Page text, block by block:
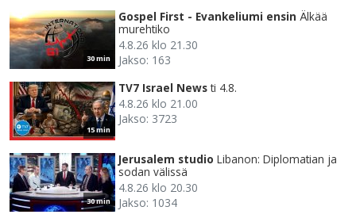
30 min
Gospel First - Evankeliumi ensin Älkää
murehtiko
4.8.26 klo 21.30
Jakso: 163
15 min
TV7 Israel News ti 4.8.
4.8.26 klo 21.00
Jakso: 3723
30 min
Jerusalem studio Libanon: Diplomatian ja
sodan välissä
4.8.26 klo 20.30
Jakso: 1034